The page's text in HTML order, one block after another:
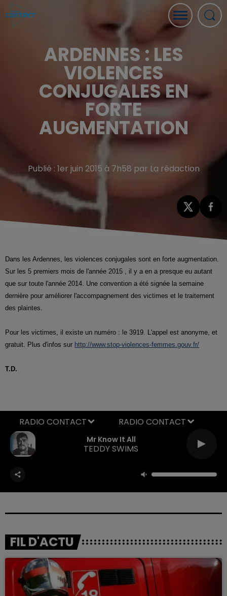
ARDENNES : LES
VIOLENCES
CONJUGALES EN
FORTE
AUGMENTATION
Publié : 1er juin 2015 à 7h58 par La rédaction
Dans les Ardennes, les violences conjugales sont en forte augmentation.
Sur les 5 premiers mois de l'année 2015 , il y a en a presque eu autant
que sur toute l'année 2014. Une convention a été signée la semaine
dernière pour améliorer l'accompagnement des victimes et le traitement
des plaintes.
Pour les victimes, il existe un numéro : le 3919. L'appel est anonyme, et
gratuit. Plus d'infos sur http://www.stop-violences-femmes.gouv.fr/
T.D.
Mr Know It All
TEDDY SWIMS
RADIO CONTACT
FIL D'ACTU